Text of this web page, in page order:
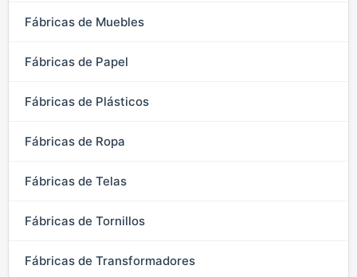
Fábricas de Muebles
Fábricas de Papel
Fábricas de Plásticos
Fábricas de Ropa
Fábricas de Telas
Fábricas de Tornillos
Fábricas de Transformadores